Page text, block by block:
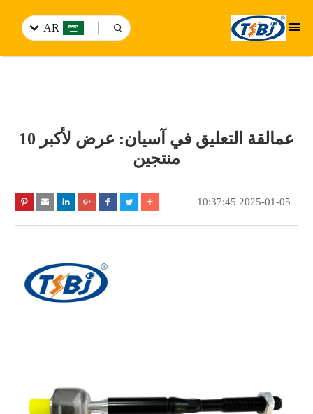
AR
عمالقة التعليق في آسيان: عرض لأكبر 10
منتجين
2025-01-05 10:37:45